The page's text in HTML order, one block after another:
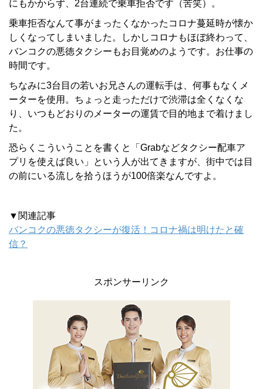
にもかからず、2台連続で乗車拒否です（苦笑）。
乗車拒否なんて事がまったくなかったコロナ蔓延時が懐か
しくなってしまいました。しかしコロナもほぼ終わって、
バンコクの悪徳タクシーもお目覚めのようです。お仕事の
時間です。
ちなみに3台目の若いお兄さんの運転手は、何事もなくメ
ーターを使用。ちょっと走っただけで渋滞は全くなくな
り、いつもどおりのメーターの運賃で目的地まで着けまし
た。
恐らくこういうことを書くと「Grabなどタクシー配車ア
プリを使えば良い」という人が出てきますが、街中では目
の前にいる流しを拾うほうが100倍楽なんですよ。
▼関連記事
バンコクの悪徳タクシーが復活！コロナ禍は明けたと確
信？
スポンサーリンク